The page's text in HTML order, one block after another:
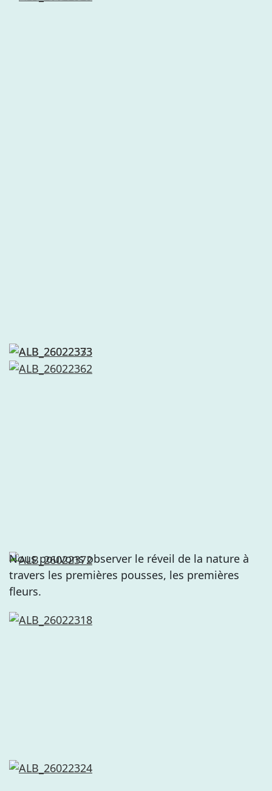
Nous pouvons observer le réveil de la nature à
travers les premières pousses, les premières
fleurs.